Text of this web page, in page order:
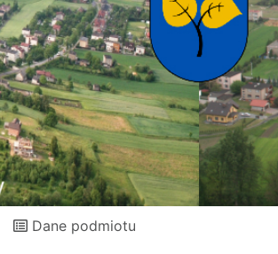
Dane podmiotu